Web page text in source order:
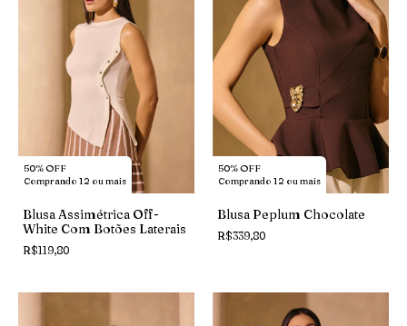
50% OFF
Comprando 12 ou mais
Blusa Assimétrica Off-
White Com Botões Laterais
R$119,80
50% OFF
Comprando 12 ou mais
Blusa Peplum Chocolate
R$339,80